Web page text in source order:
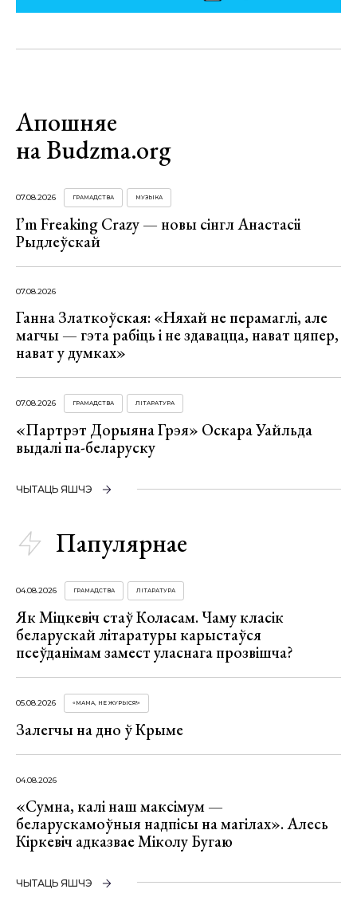
Апошняе
на Budzma.org
07.08.2026 ГРАМАДСТВА МУЗЫКА
I’m Freaking Crazy — новы сінгл Анастасіі
Рыдлеўскай
07.08.2026
Ганна Златкоўская: «Няхай не перамаглі, але
магчы — гэта рабіць і не здавацца, нават цяпер,
нават у думках»
07.08.2026 ГРАМАДСТВА ЛІТАРАТУРА
«Партрэт Дорыяна Грэя» Оскара Уайльда
выдалі па-беларуску
ЧЫТАЦЬ ЯШЧЭ
Папулярнае
04.08.2026 ГРАМАДСТВА ЛІТАРАТУРА
Як Міцкевіч стаў Коласам. Чаму класік
беларускай літаратуры карыстаўся
псеўданімам замест уласнага прозвішча?
05.08.2026 «МАМА, НЕ ЖУРЫСЯ!»
Залегчы на дно ў Крыме
04.08.2026
«Сумна, калі наш максімум —
беларускамоўныя надпісы на магілах». Алесь
Кіркевіч адказвае Міколу Бугаю
ЧЫТАЦЬ ЯШЧЭ